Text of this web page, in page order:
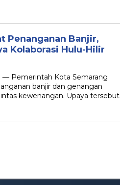
Penanganan Banjir,
Kolaborasi Hulu-Hilir
— Pemerintah Kota Semarang
banjir dan genangan
kewenangan. Upaya tersebut